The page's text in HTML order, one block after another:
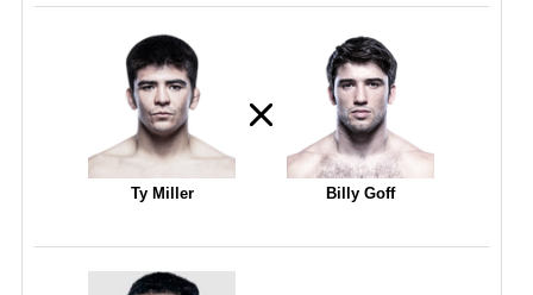
Ty Miller Billy Goff